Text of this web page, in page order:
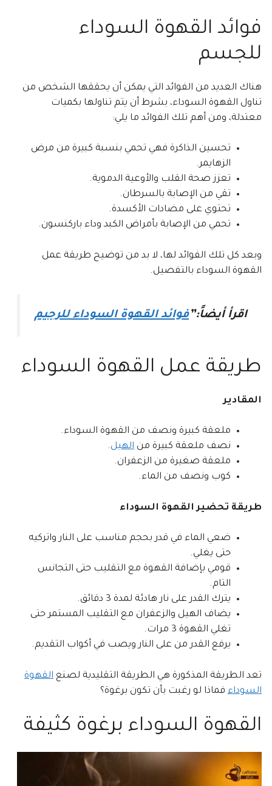
فوائد القهوة السوداء
للجسم
هناك العديد من الفوائد التي يمكن أن يحققها الشخص من
تناول القهوة السوداء، بشرط أن يتم تناولها بكميات
معتدلة، ومن أهم تلك الفوائد ما يلي:
تحسين الذاكرة فهي تحمي بنسبة كبيرة من مرض
الزهايمر.
تعزز صحة القلب والأوعية الدموية.
تقي من الإصابة بالسرطان.
تحتوي على مضادات الأكسدة.
تحمي من الإصابة بأمراض الكبد وداء باركنسون.
وبعد كل تلك الفوائد لها، لا بد من توضيح طريقة عمل
القهوة السوداء بالتفصيل.
اقرأ أيضاً:”فوائد القهوة السوداء للرجيم
طريقة عمل القهوة السوداء
المقادير
ملعقة كبيرة ونصف من القهوة السوداء.
نصف ملعقة كبيرة من الهيل.
ملعقة صغيرة من الزعفران.
كوب ونصف من الماء.
طريقة تحضير القهوة السوداء
ضعي الماء في قدر بحجم مناسب على النار واتركيه
حتى يغلي.
قومي بإضافة القهوة مع التقليب حتى التجانس
التام.
يترك القدر على نار هادئة لمدة 3 دقائق.
يضاف الهيل والزعفران مع التقليب المستمر حتى
تغلي القهوة 3 مرات.
يرفع القدر من على النار ويصب في أكواب التقديم.
تعد الطريقة المذكورة هي الطريقة التقليدية لصنع القهوة
السوداء فماذا لو رغبت بأن تكون برغوة؟
القهوة السوداء برغوة كثيفة